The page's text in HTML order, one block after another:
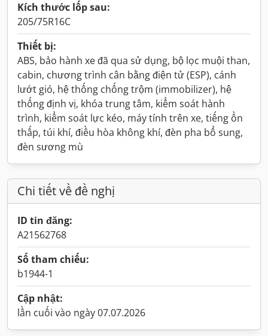
Kích thước lốp sau:
205/75R16C
Thiết bị:
ABS, bảo hành xe đã qua sử dụng, bộ lọc muội than,
cabin, chương trình cân bằng điện tử (ESP), cánh
lướt gió, hệ thống chống trộm (immobilizer), hệ
thống định vị, khóa trung tâm, kiểm soát hành
trình, kiểm soát lực kéo, máy tính trên xe, tiếng ồn
thấp, túi khí, điều hòa không khí, đèn pha bổ sung,
đèn sương mù
Chi tiết về đề nghị
ID tin đăng:
A21562768
Số tham chiếu:
b1944-1
Cập nhật:
lần cuối vào ngày 07.07.2026